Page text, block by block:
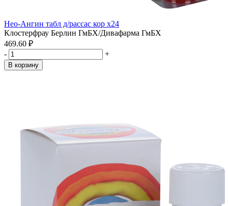
Нео-Ангин табл д/рассас кор x24
Клостерфрау Берлин ГмБХ/Дивафарма ГмБХ
469.60 ₽
-
+
В корзину